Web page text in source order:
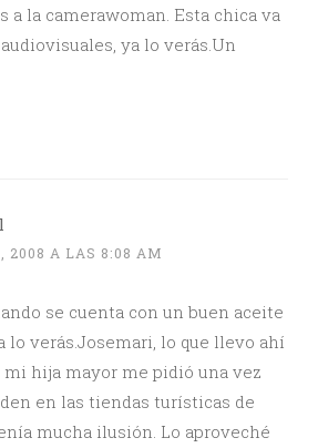
a la camerawoman. Esta chica va
ya lo verás.Un
2008 A LAS 8:08 AM
se cuenta con un buen aceite
lo verás.Josemari, lo que llevo ahí
mi hija mayor me pidió una vez
en las tiendas turísticas de
mucha ilusión. Lo aproveché